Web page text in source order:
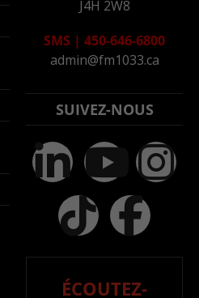
J4H 2W8
SMS | 450-646-6800
admin@fm1033.ca
SUIVEZ-NOUS
ÉCOUTEZ-